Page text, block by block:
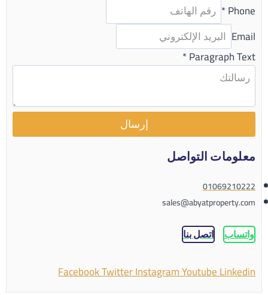
Phone
*
Email
Paragraph Text
*
إرسال
معلومات التواصل
01069210222
sales@abyatproperty.com
واتساب اتصل بنا
FacebookTwitterInstagramYoutubeLinkedin